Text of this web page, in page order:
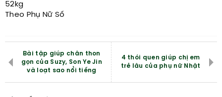
52kg
Theo Phụ Nữ Số
Bài tập giúp chân thon
gọn của Suzy, Son Ye Jin
và loạt sao nổi tiếng
4 thói quen giúp chị em
trẻ lâu của phụ nữ Nhật